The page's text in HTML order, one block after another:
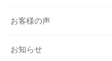
お客様の声
お知らせ